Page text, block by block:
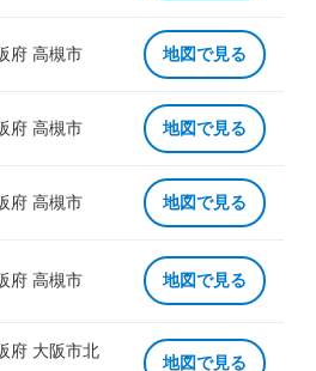
府 高槻市 地図で見る
府 高槻市 地図で見る
府 高槻市 地図で見る
府 高槻市 地図で見る
府 大阪市北
地図で見る